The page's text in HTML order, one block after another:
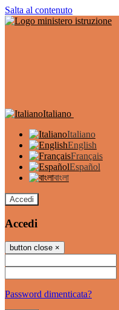
Salta al contenuto
Italiano
Italiano
English
Français
Español
বাংলা
Accedi
Accedi
button close ×
Password dimenticata?